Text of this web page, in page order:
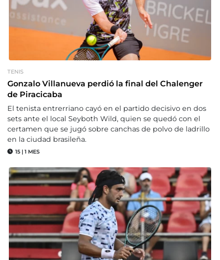
TENIS
Gonzalo Villanueva perdió la final del Chalenger
de Piracicaba
El tenista entrerriano cayó en el partido decisivo en dos
sets ante el local Seyboth Wild, quien se quedó con el
certamen que se jugó sobre canchas de polvo de ladrillo
en la ciudad brasileña.
15 | 1 MES